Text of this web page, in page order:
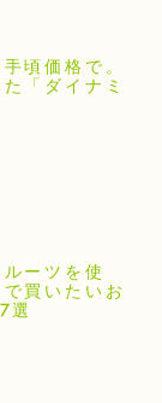
頃価格で。
「ダイナミ
ーツを使
買いたいお
選